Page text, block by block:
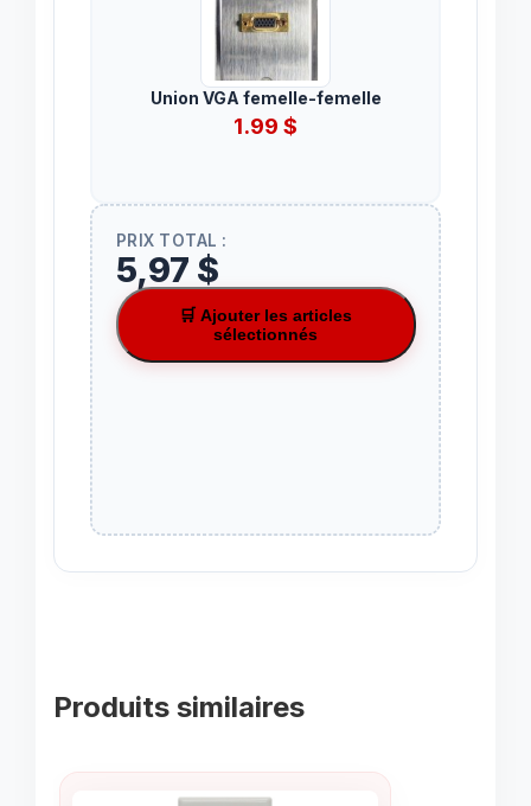
Union VGA femelle-femelle
1.99 $
PRIX TOTAL :
5,97 $
🛒 Ajouter les articles
sélectionnés
Produits similaires